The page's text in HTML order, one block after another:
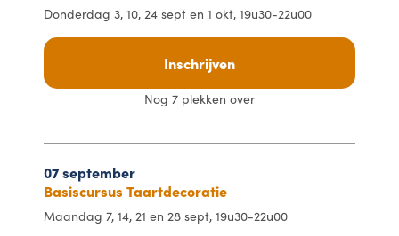
Donderdag 3, 10, 24 sept en 1 okt, 19u30-22u00
Inschrijven
Nog 7 plekken over
07 september
Basiscursus Taartdecoratie
Maandag 7, 14, 21 en 28 sept, 19u30-22u00